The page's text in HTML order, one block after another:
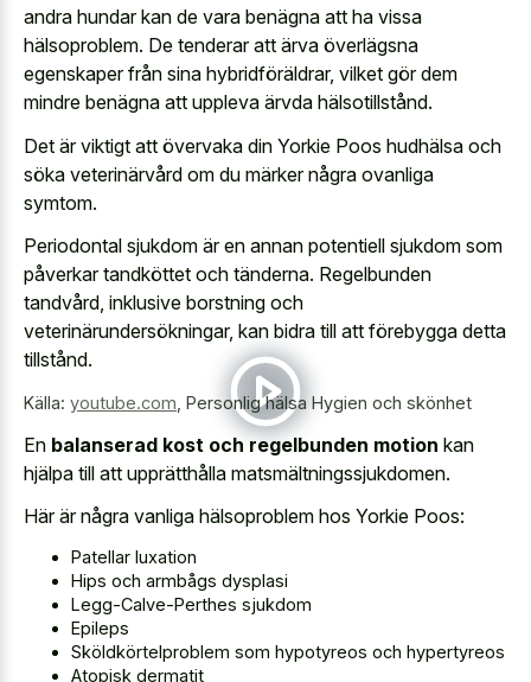
andra hundar kan de vara benägna att ha vissa
hälsoproblem. De tenderar att ärva överlägsna
egenskaper från sina hybridföräldrar, vilket gör dem
mindre benägna att uppleva ärvda hälsotillstånd.
Det är viktigt att övervaka din Yorkie Poos hudhälsa och
söka veterinärvård om du märker några ovanliga
symtom.
Periodontal sjukdom är en annan potentiell sjukdom som
påverkar tandköttet och tänderna. Regelbunden
tandvård, inklusive borstning och
veterinärundersökningar, kan bidra till att förebygga detta
tillstånd.
Källa: youtube.com Personlig hälsa Hygien och skönhet
En balanserad kost och regelbunden motion kan
hjälpa till att upprätthålla matsmältningssjukdomen.
Här är några vanliga hälsoproblem hos Yorkie Poos:
Patellar luxation
Hips och armbågs dysplasi
Legg-Calve-Perthes sjukdom
Epileps
Sköldkörtelproblem som hypotyreos och hypertyreos
Atopisk dermatit